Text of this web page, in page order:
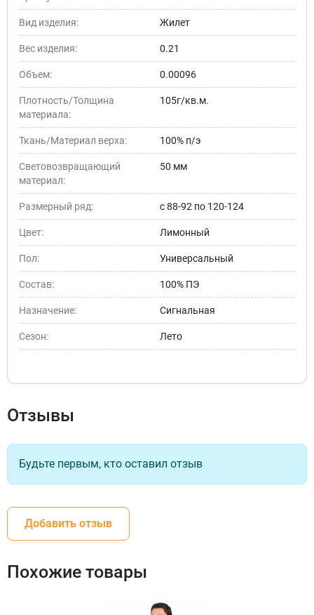
Вид изделия: Жилет
Вес изделия: 0.21
Объем: 0.00096
Плотность/Толщина
материала:
105г/кв.м.
Ткань/Материал верха: 100% п/э
Световозвращающий
материал:
50 мм
Размерный ряд: с 88-92 по 120-124
Цвет: Лимонный
Пол: Универсальный
Состав: 100% ПЭ
Назначение: Сигнальная
Сезон: Лето
Отзывы
Будьте первым, кто оставил отзыв
Добавить отзыв
Похожие товары